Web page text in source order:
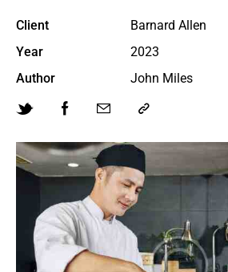
Client
Barnard Allen
Year
2023
Author
John Miles